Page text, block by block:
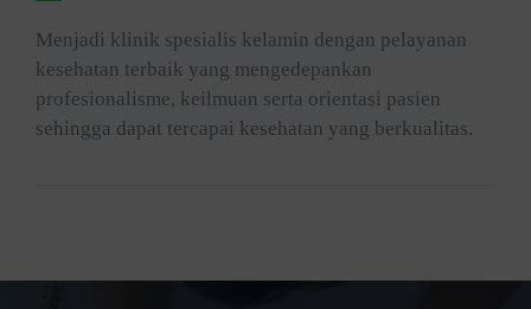
Menjadi klinik spesialis kelamin dengan pelayanan
kesehatan terbaik yang mengedepankan
profesionalisme, keilmuan serta orientasi pasien
sehingga dapat tercapai kesehatan yang berkualitas.